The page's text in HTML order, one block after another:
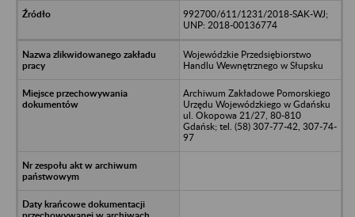
992700/611/1231/2018-SAK-WJ;
UNP: 2018-00136774
Wojewódzkie Przedsiębiorstwo
Handlu Wewnętrznego w Słupsku
Archiwum Zakładowe Pomorskiego
Urzędu Wojewódzkiego w Gdańsku
ul. Okopowa 21/27, 80-810
Gdańsk; tel. (58) 307-77-42, 307-74-
97